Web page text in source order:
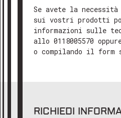
Se avete la necessità
sui vostri prodotti
informazioni sulle
allo 0118005570
o compilando il form
RICHIEDI
GRAZIE PER AVERCI
Gentile cliente,
abbiamo ricevuto il
il nostro team ti
presto, solitamente
restiamo a tua